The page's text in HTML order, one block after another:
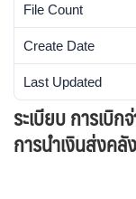
Search
for:
File Count
Create Date
Last Updated
ระเบียบ การเบิก
การนำเงินส่งค